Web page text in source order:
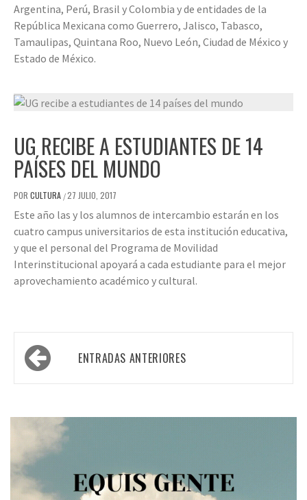
Argentina, Perú, Brasil y Colombia y de entidades de la
República Mexicana como Guerrero, Jalisco, Tabasco,
Tamaulipas, Quintana Roo, Nuevo León, Ciudad de México y
Estado de México.
UG RECIBE A ESTUDIANTES DE 14
PAÍSES DEL MUNDO
POR CULTURA /27 JULIO, 2017
Este año las y los alumnos de intercambio estarán en los
cuatro campus universitarios de esta institución educativa,
y que el personal del Programa de Movilidad
Interinstitucional apoyará a cada estudiante para el mejor
aprovechamiento académico y cultural.
Navegación
de ENTRADAS ANTERIORES